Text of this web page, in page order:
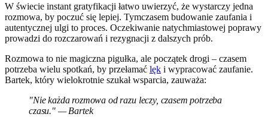
W świecie instant gratyfikacji łatwo uwierzyć, że wystarczy jedna
rozmowa, by poczuć się lepiej. Tymczasem budowanie zaufania i
autentycznej ulgi to proces. Oczekiwanie natychmiastowej poprawy
prowadzi do rozczarowań i rezygnacji z dalszych prób.
Rozmowa to nie magiczna pigułka, ale początek drogi – czasem
potrzeba wielu spotkań, by przełamać lęk i wypracować zaufanie.
Bartek, który wielokrotnie szukał wsparcia, zauważa:
"Nie każda rozmowa od razu leczy, czasem potrzeba
czasu." — Bartek